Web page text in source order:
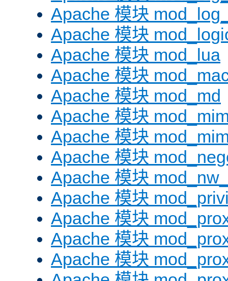
Apache 模块
Apache 模块
Apache 模块 mod_lua
Apache 模块
Apache 模块 mod_md
Apache 模块
Apache 模块
Apache 模块
Apache 模块
Apache 模块
Apache 模块
Apache 模块
Apache 模块